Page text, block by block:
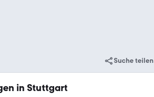
Suche teilen
in Stuttgart